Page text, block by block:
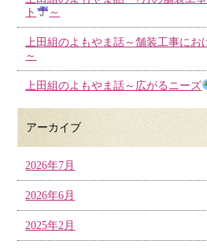
ト
～
上田組のよもやま話～舗装工事にお
～
上田組のよもやま話～広がるニーズ
アーカイブ
2026年7月
2026年6月
2025年2月